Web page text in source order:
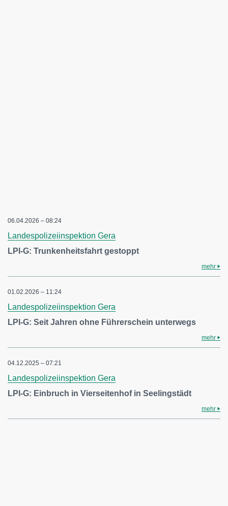
06.04.2026 – 08:24
Landespolizeiinspektion Gera
LPI-G: Trunkenheitsfahrt gestoppt
mehr
01.02.2026 – 11:24
Landespolizeiinspektion Gera
LPI-G: Seit Jahren ohne Führerschein unterwegs
mehr
04.12.2025 – 07:21
Landespolizeiinspektion Gera
LPI-G: Einbruch in Vierseitenhof in Seelingstädt
mehr